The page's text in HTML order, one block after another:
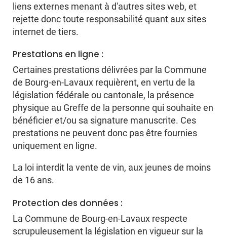
liens externes menant à d'autres sites web, et
rejette donc toute responsabilité quant aux sites
internet de tiers.
Prestations en ligne :
Certaines prestations délivrées par la Commune
de Bourg-en-Lavaux requièrent, en vertu de la
législation fédérale ou cantonale, la présence
physique au Greffe de la personne qui souhaite en
bénéficier et/ou sa signature manuscrite. Ces
prestations ne peuvent donc pas être fournies
uniquement en ligne.
La loi interdit la vente de vin, aux jeunes de moins
de 16 ans.
Protection des données :
La Commune de Bourg-en-Lavaux respecte
scrupuleusement la législation en vigueur sur la